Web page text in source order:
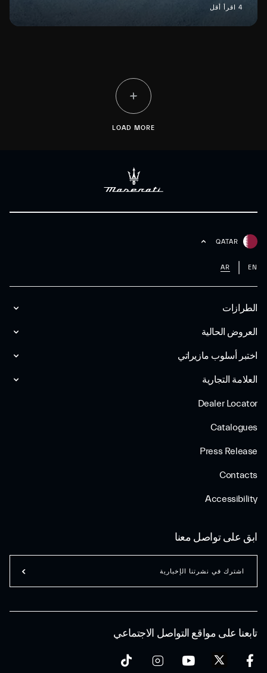
4 اقرأ أقل
LOAD MORE
الطرازات
العروض الحالية
اختبر أسلوب مازیراتي
العلامة التجارية
Dealer Locator
Catalogues
Press Release
Contacts
Accessibility
QATAR
EN
AR
تابعنا على مواقع التواصل الاجتماعي
ابق على تواصل معنا
اشترك في نشرتنا الإخبارية